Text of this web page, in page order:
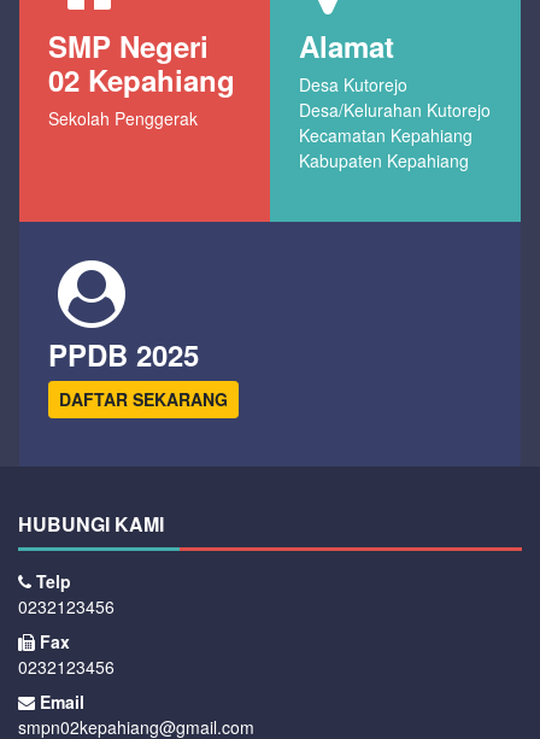
SMP Negeri
02 Kepahiang
Sekolah Penggerak
Alamat
Desa Kutorejo
Desa/Kelurahan Kutorejo
Kecamatan Kepahiang
Kabupaten Kepahiang
PPDB 2025
DAFTAR SEKARANG
HUBUNGI KAMI
Telp
0232123456
Fax
0232123456
Email
smpn02kepahiang@gmail.com